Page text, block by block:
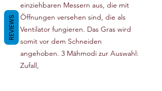
einziehbaren Messern aus, die mit
Öffnungen versehen sind, die als
Ventilator fungieren. Das Gras wird
somit vor dem Schneiden
angehoben. 3 Mähmodi zur Auswahl:
Zufall,
REVIEWS